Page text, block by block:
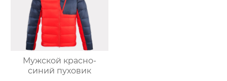
Мужской красно-
синий пуховик